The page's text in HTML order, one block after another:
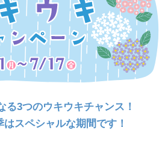
る3つのウキウキチャンス！
スペシャルな期間です！